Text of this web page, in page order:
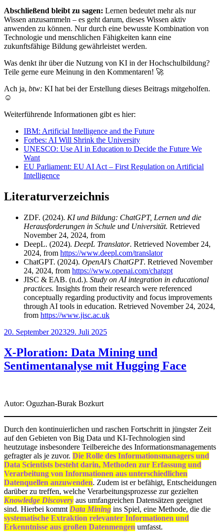
Abschließend bleibt zu sagen: Lernen bedeutet mehr als nur
Wissen anzusammeln – es geht darum, dieses Wissen aktiv
anwenden zu können. Nur durch eine bewusste Kombination von
Technologie und menschlichen Fähigkeiten kann eine
zukunftsfähige Bildung gewährleistet werden.
Was denkt ihr über die Nutzung von KI in der Hochschulbildung?
Teile gerne eure Meinung in den Kommentaren! 🚀
Ach ja, btw: KI hat bei der Erstellung dieses Beitrags mitgeholfen.
☺️
Weiterführende Informationen gibt es hier:
IBM: Artificial Intelligence and the Future
Forbes: AI Will Shrink the University
UNESCO: Use AI in Education to Decide the Future We
Want
EU Parliament: EU AI Act – First Regulation on Artificial
Intelligence
Literaturverzeichnis
ZDF. (2024). KI und Bildung: ChatGPT, Lernen und die
Herausforderungen in Schule und Universität. Retrieved
November 24, 2024, from
DeepL. (2024). DeepL Translator. Retrieved November 24,
2024, from https://www.deepl.com/translator
ChatGPT. (2024). OpenAI’s ChatGPT. Retrieved November
24, 2024, from https://www.openai.com/chatgpt
JISC & EAB. (n.d.). Study on AI integration in educational
practices. Insights from their research were referenced
conceptually regarding productivity and focus improvements
through AI tools in education. Retrieved November 24, 2024,
from https://www.jisc.ac.uk
Veröffentlicht
20. September 202329. Juli 2025
X-Ploration: Data Mining und
Sentimentanalyse mit Hugging Face
Autor: Oguzhan-Burak Bozkurt
Durch den kontinuierlichen und raschen Fortschritt in jüngster Zeit
auf den Gebieten von Big Data und KI-Technologien sind
heutzutage insbesondere Teilbereiche des Informationsmanagements
gefragter als je zuvor. Die Rolle des Informationsmanagers und
Data Scientists besteht darin, Methoden zur Erfassung und
Verarbeitung von Informationen aus unterschiedlichen
Datenquellen anzuwenden. Zudem ist er befähigt, Entscheidungen
darüber zu treffen, welche Verarbeitungsprozesse zur gezielten
Knowledge Discovery aus umfangreichen Datensätzen geeignet
sind. Hierbei kommt Data Mining ins Spiel, eine Methode, die die
systematische Extraktion relevanter Informationen und
Erkenntnisse aus großen Datenmengen umfasst.